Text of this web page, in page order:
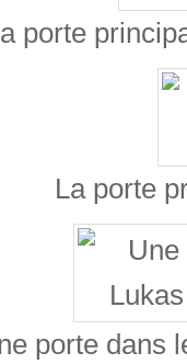
porte
La porte
porte dans